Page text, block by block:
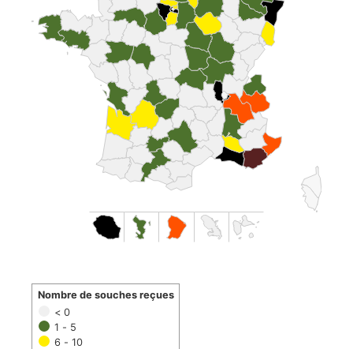
< 0
1 - 5
6 - 10
Nombre de souches reçues